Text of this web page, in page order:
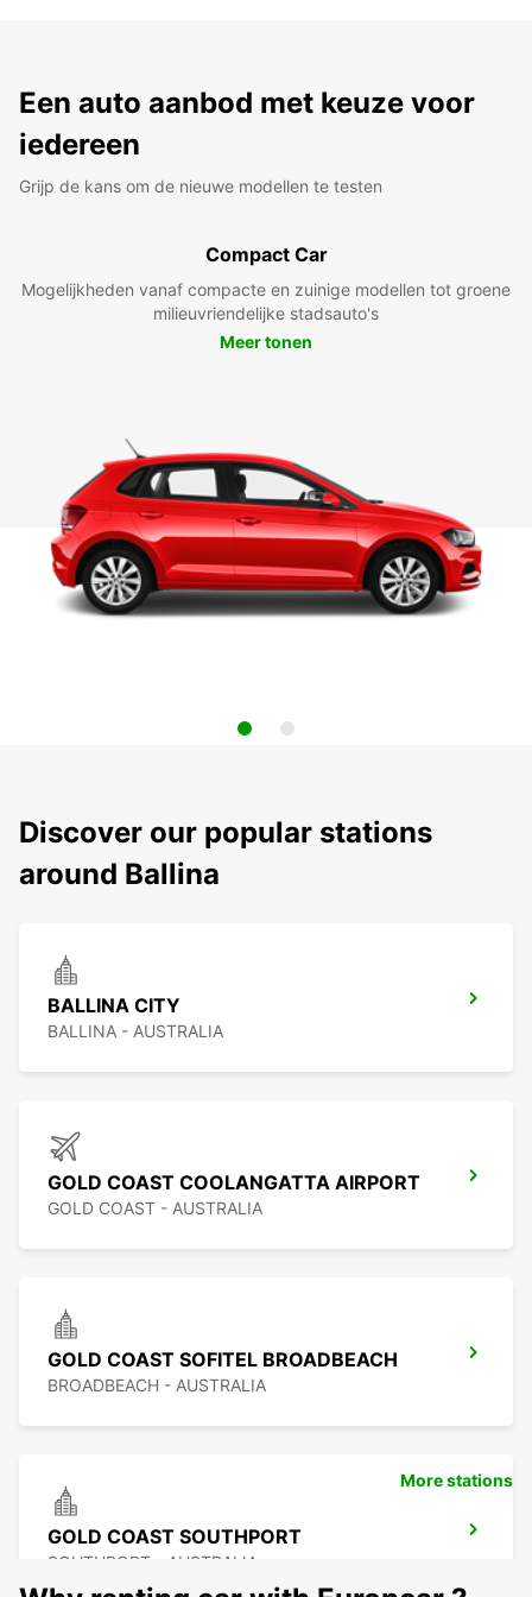
Een auto aanbod met keuze voor
iedereen
Grijp de kans om de nieuwe modellen te testen
Compact Car
Mogelijkheden vanaf compacte en zuinige modellen tot groene
milieuvriendelijke stadsauto's
Meer tonen
Discover our popular stations
around Ballina
BALLINA CITY
BALLINA - AUSTRALIA
GOLD COAST COOLANGATTA AIRPORT
GOLD COAST - AUSTRALIA
GOLD COAST SOFITEL BROADBEACH
BROADBEACH - AUSTRALIA
GOLD COAST SOUTHPORT
SOUTHPORT - AUSTRALIA
More stations